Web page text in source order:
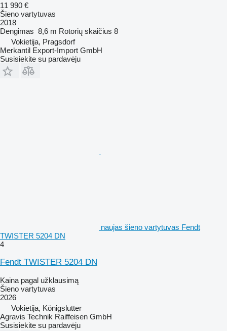
11 990 €
Šieno vartytuvas
2018
Dengimas 8,6 m Rotorių skaičius 8
Vokietija, Pragsdorf
Merkantil Export-Import GmbH
Susisiekite su pardavėju
naujas šieno vartytuvas Fendt
TWISTER 5204 DN
4
Fendt TWISTER 5204 DN
Kaina pagal užklausimą
Šieno vartytuvas
2026
Vokietija, Königslutter
Agravis Technik Raiffeisen GmbH
Susisiekite su pardavėju